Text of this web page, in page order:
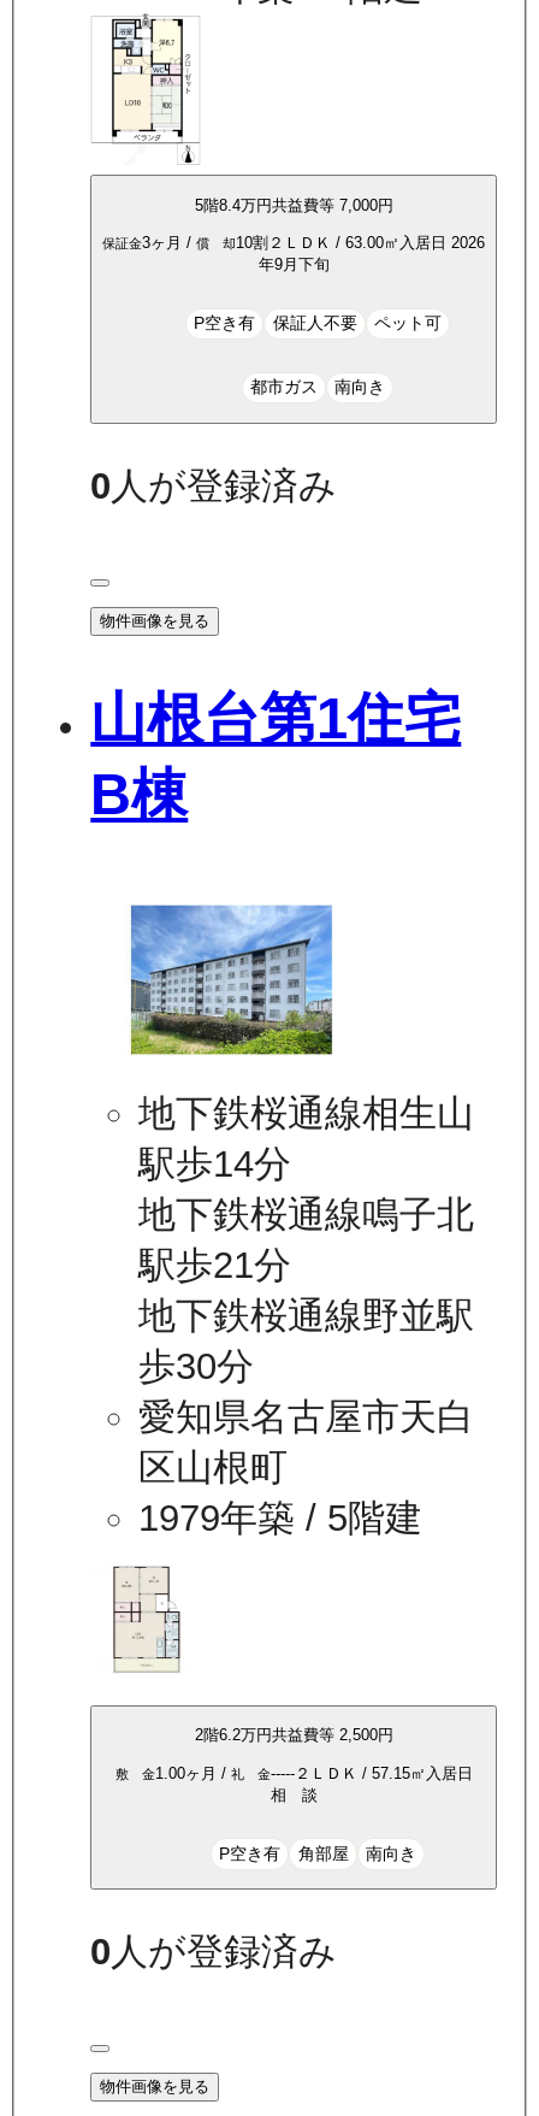
5階8.4万円共益費等 7,000円
保証金3ヶ月 / 償 却10割 ２ＬＤＫ / 63.00㎡ 入居日 2026
年9月下旬
P空き有 保証人不要 ペット可
都市ガス 南向き
0 人が登録済み
物件画像を見る
山根台第1住宅
B棟
地下鉄桜通線相生山
駅歩14分
地下鉄桜通線鳴子北
駅歩21分
地下鉄桜通線野並駅
歩30分
愛知県名古屋市天白
区山根町
1979年築 / 5階建
2階6.2万円共益費等 2,500円
敷 金1.00ヶ月 / 礼 金-----２ＬＤＫ / 57.15㎡ 入居日
相 談
P空き有 角部屋 南向き
0人が登録済み
物件画像を見る